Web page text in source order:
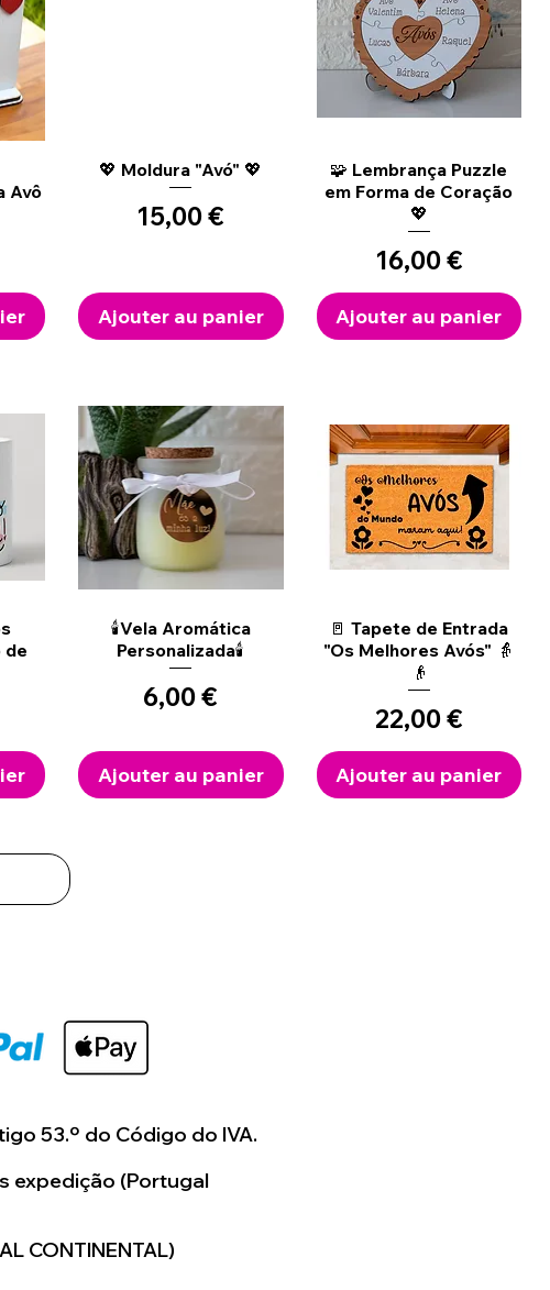
Avô
Aperçu rapide
💖 Moldura "Avó" 💖
Prix
15,00 €
Ajouter au panier
Aperçu rapide
🧩 Lembrança Puzzle
em Forma de Coração
💖
Prix
16,00 €
Ajouter au panier
de
Aperçu rapide
🕯️Vela Aromática
Personalizada🕯️
Prix
6,00 €
Ajouter au panier
Aperçu rapide
🚪 Tapete de Entrada
"Os Melhores Avós" 👵
👴
Prix
22,00 €
Ajouter au panier
53.º do Código do IVA.
expedição (Portugal
CONTINENTAL)